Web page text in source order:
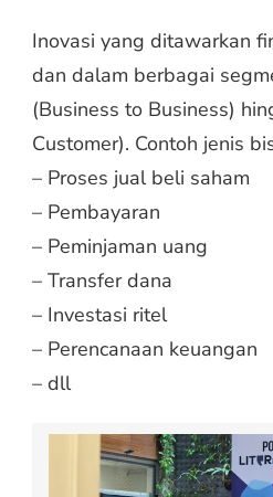
Inovasi yang ditawarkan
dan dalam berbagai
(Business to Business)
Customer). Contoh jenis
– Proses jual beli saham
– Pembayaran
– Peminjaman uang
– Transfer dana
– Investasi ritel
– Perencanaan keuangan
– dll